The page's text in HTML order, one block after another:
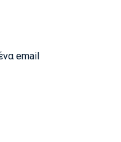
email